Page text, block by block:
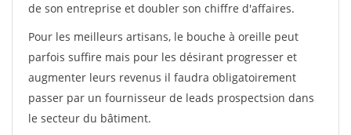
de son entreprise et doubler son chiffre d'affaires.
Pour les meilleurs artisans, le bouche à oreille peut
parfois suffire mais pour les désirant progresser et
augmenter leurs revenus il faudra obligatoirement
passer par un fournisseur de leads prospectsion dans
le secteur du bâtiment.